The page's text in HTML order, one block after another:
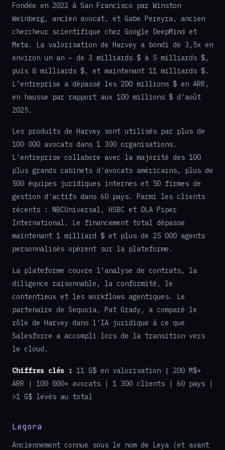
Fondée en 2022 à San Francisco par Winston
Weinberg, ancien avocat, et Gabe Pereyra, ancien
chercheur scientifique chez Google DeepMind et
Meta. La valorisation de Harvey a bondi de 3,5x en
environ un an — de 3 milliards $ à 5 milliards $,
puis 8 milliards $, et maintenant 11 milliards $.
L'entreprise a dépassé les 200 millions $ en ARR,
en hausse par rapport aux 100 millions $ d'août
2025.
Les produits de Harvey sont utilisés par plus de
100 000 avocats dans 1 300 organisations.
L'entreprise collabore avec la majorité des 100
plus grands cabinets d'avocats américains, plus de
500 équipes juridiques internes et 50 firmes de
gestion d'actifs dans 60 pays. Parmi les clients
récents : NBCUniversal, HSBC et DLA Piper
International. Le financement total dépasse
maintenant 1 milliard $ et plus de 25 000 agents
personnalisés opèrent sur la plateforme.
La plateforme couvre l'analyse de contrats, la
diligence raisonnable, la conformité, le
contentieux et les workflows agentiques. Le
partenaire de Sequoia, Pat Grady, a comparé le
rôle de Harvey dans l'IA juridique à ce que
Salesforce a accompli lors de la transition vers
le cloud.
Chiffres clés : 11 G$ en valorisation | 200 M$+
ARR | 100 000+ avocats | 1 300 clients | 60 pays |
>1 G$ levés au total
Legora
Anciennement connue sous le nom de Leya (et avant